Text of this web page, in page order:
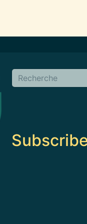
Search